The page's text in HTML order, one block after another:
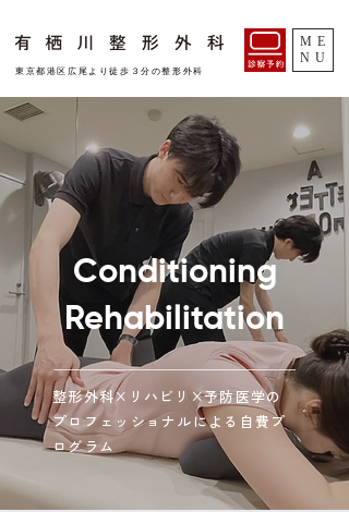
​東京都港区広尾より徒歩３分の整形外科
ME
NU
Conditioning
Rehabilitation
整形外科×リハビリ×予防医学の
​プロフェッショナルによる自費プ
ログラム